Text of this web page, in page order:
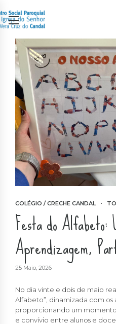
COLÉGIO / CRECHE CANDAL
Festa do Alfabeto:
Aprendizagem,
25 Maio, 2026
No dia vinte e dois de maio
Alfabeto”, dinamizada com os
proporcionando um
e convívio entre alunos e